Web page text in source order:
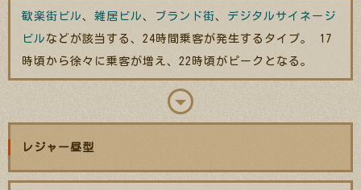
歓楽街ビル、雑居ビル、 ブランド街、 デジタルサイネージ
ビル などが該当する、24時間乗客が発生するタイプ。 17
時頃から徐々に乗客が増え、22時頃がピークとなる。
レジャー昼型